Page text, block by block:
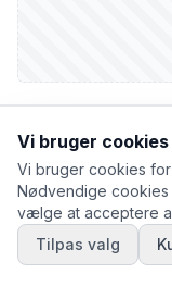
FIK DU LÆST?
NYHEDER
Træer må lade
Vi bruger cookies
Vi bruger cookies
Nødvendige cookies
vælge at acceptere
Tilpas valg